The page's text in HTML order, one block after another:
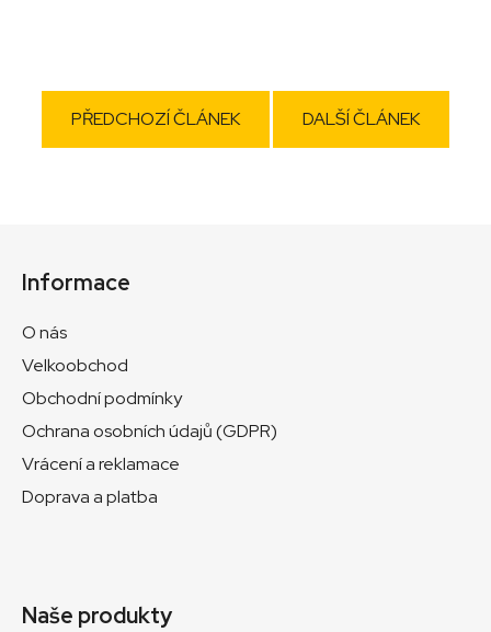
PŘEDCHOZÍ ČLÁNEK DALŠÍ ČLÁNEK
Informace
O nás
Velkoobchod
Obchodní podmínky
Ochrana osobních údajů (GDPR)
Vrácení a reklamace
Doprava a platba
Naše produkty